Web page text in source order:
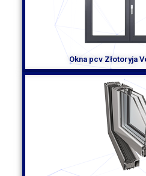
Możemy wybrać rolety
dodatkowe zabezpieczenie
termoizolacyjne pozwolą
ogrzewania, utrzymując
odpowiednim poziomie. Rolety
rozwiązaniem dla osób, które
zaciemnienia pomieszczenia, na
Montaż rolet Złotoryja powinien
profesjonalnej firmie, która
dziedzinie. Solidne wykonanie i
gwarancja trwałości i
rolety może pomóc w wyborze
dostosowanego do Państwa
tego, może doradzić w kwestii
Okna pcv Złotoryja